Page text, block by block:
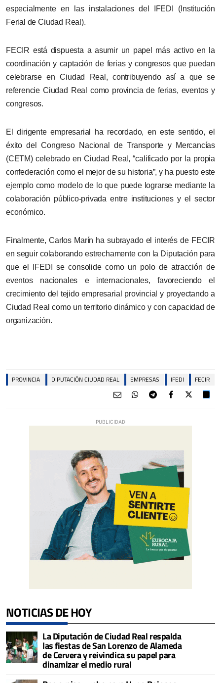
especialmente en las instalaciones del IFEDI (Institución
Ferial de Ciudad Real).
FECIR está dispuesta a asumir un papel más activo en la
coordinación y captación de ferias y congresos que puedan
celebrarse en Ciudad Real, contribuyendo así a quese
referencie Ciudad Real como provincia de ferias, eventos y
congresos.
El dirigente empresarial ha recordado, en este sentido, el
éxito del Congreso Nacional de Transporte y Mercancías
(CETM) celebradoen Ciudad Real , “calificado por la propia
confederación como el mejor de su historia”, y ha puesto este
ejemplo como modelo de lo que puede lograrse mediante la
colaboración público-privada entre instituciones y el sector
económico.
Finalmente, Carlos Marín ha subrayado el interés de FECIR
en seguir colaborando estrechamente con la Diputación para
que el IFEDI se consolide como un polo de atracción de
eventos nacionales e internacionales, favoreciendo el
crecimiento del tejido empresarial provincial y proyectando a
Ciudad Real como un territorio dinámico y con capacidad de
organización.
PROVINCIA DIPUTACIÓN CIUDAD REAL EMPRESAS IFEDI FECIR
NOTICIAS DE HOY
La Diputación de Ciudad Real respalda
las fiestas de San Lorenzo de Alameda
de Cervera y reivindica su papel para
dinamizar el medio rural